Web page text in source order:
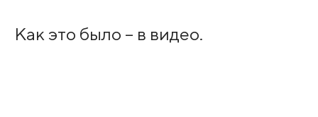
Как это было – в видео.